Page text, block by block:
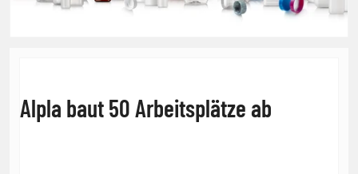
Alpla baut 50 Arbeitsplätze ab